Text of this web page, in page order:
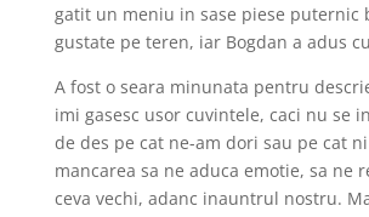
gatit un meniu in sase piese puternic
gustate pe teren, iar Bogdan a adus
A fost o seara minunata pentru
imi gasesc usor cuvintele, caci nu se
de des pe cat ne-am dori sau pe cat
mancarea sa ne aduca emotie, sa ne
ceva vechi, adanc inauntrul nostru.